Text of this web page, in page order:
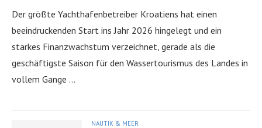
Der größte Yachthafenbetreiber Kroatiens hat einen
beeindruckenden Start ins Jahr 2026 hingelegt und ein
starkes Finanzwachstum verzeichnet, gerade als die
geschäftigste Saison für den Wassertourismus des Landes in
vollem Gange …
NAUTIK & MEER